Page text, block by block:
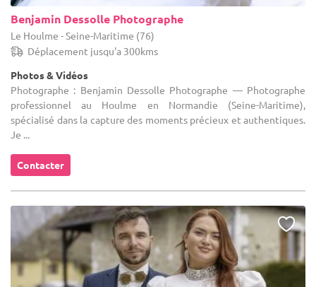
Benjamin Dessolle Photographe
Le Houlme - Seine-Maritime (76)
Déplacement jusqu'a 300kms
Photos & Vidéos
Photographe : Benjamin Dessolle Photographe — Photographe
professionnel au Houlme en Normandie (Seine-Maritime),
spécialisé dans la capture des moments précieux et authentiques.
Je ...
Contacter